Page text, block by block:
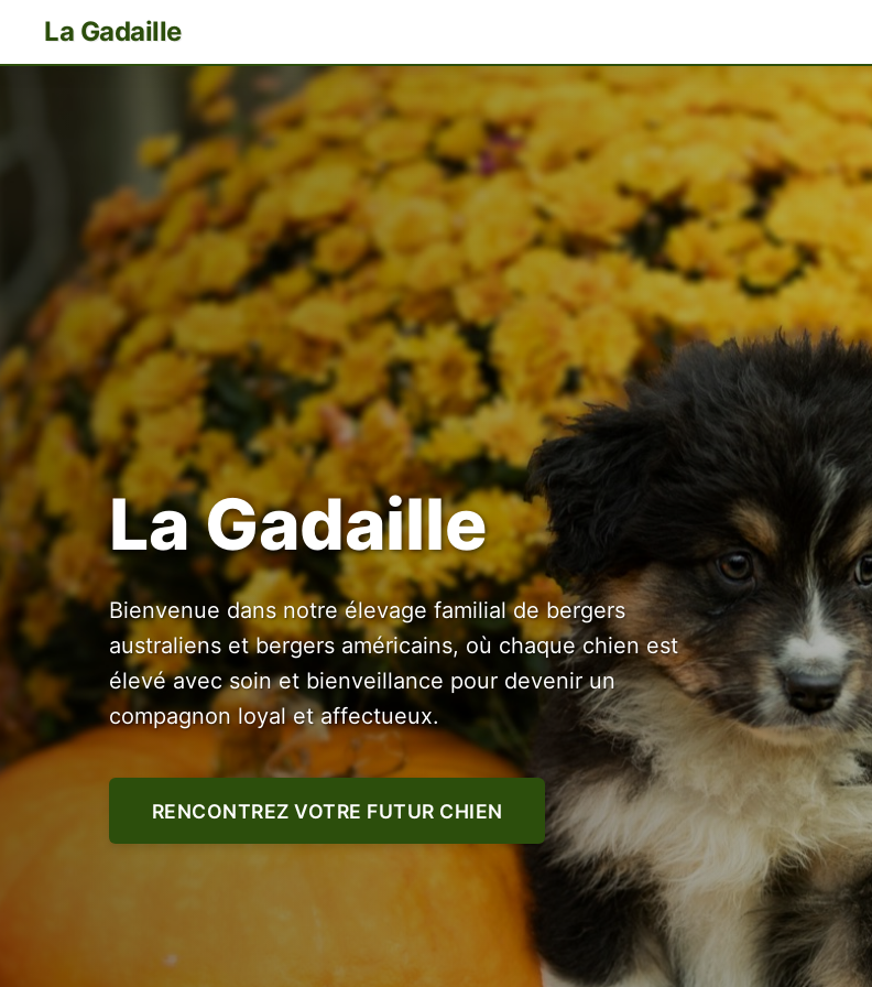
La Gadaille
La Gadaille
Bienvenue dans notre élevage familial de bergers
australiens et bergers américains, où chaque chien est
élevé avec soin et bienveillance pour devenir un
compagnon loyal et affectueux.
RENCONTREZ VOTRE FUTUR CHIEN